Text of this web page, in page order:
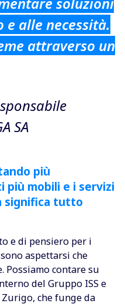
alle necessità.
attraverso un
SA
più
mobili e i servizi
significa tutto
e di pensiero per i
aspettarsi che
Possiamo contare su
del Gruppo ISS e
che funge da